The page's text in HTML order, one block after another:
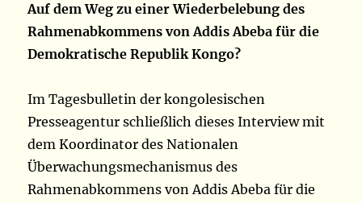
Auf dem Weg zu einer Wiederbelebung des
Rahmenabkommens von Addis Abeba für die
Demokratische Republik Kongo?
Im Tagesbulletin der kongolesischen
Presseagentur schließlich dieses Interview mit
dem Koordinator des Nationalen
Überwachungsmechanismus des
Rahmenabkommens von Addis Abeba für die